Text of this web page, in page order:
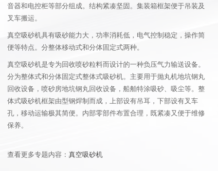
音器和电控柜等部分组成。结构紧凑坚固。集装箱框架便于吊装及
叉车搬运。
真空吸砂机具有吸砂能力大，功率消耗低，电气控制稳定，操作简
便等特点。分整体移动式和分体固定式两种。
真空吸砂机是专为回收喷砂粒料而设计的一种负压气力输送设备。
分为整体式和分体固定式整体式吸砂机。主要用于抛丸机地坑钢丸
回收设备，喷砂房地坑钢丸回收设备，船舶特涂吸砂、吸尘等。整
体式吸砂机框架由型钢焊制而成，上部设有吊耳，下部设有叉车
孔，移动运输极其简便。内部零部件布置合理，既紧凑又便于维修
保养。
查看更多专题内容： 真空吸砂机